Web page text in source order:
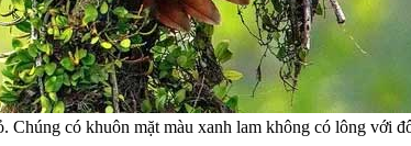
Chúng có khuôn mặt màu xanh lam không có lông với